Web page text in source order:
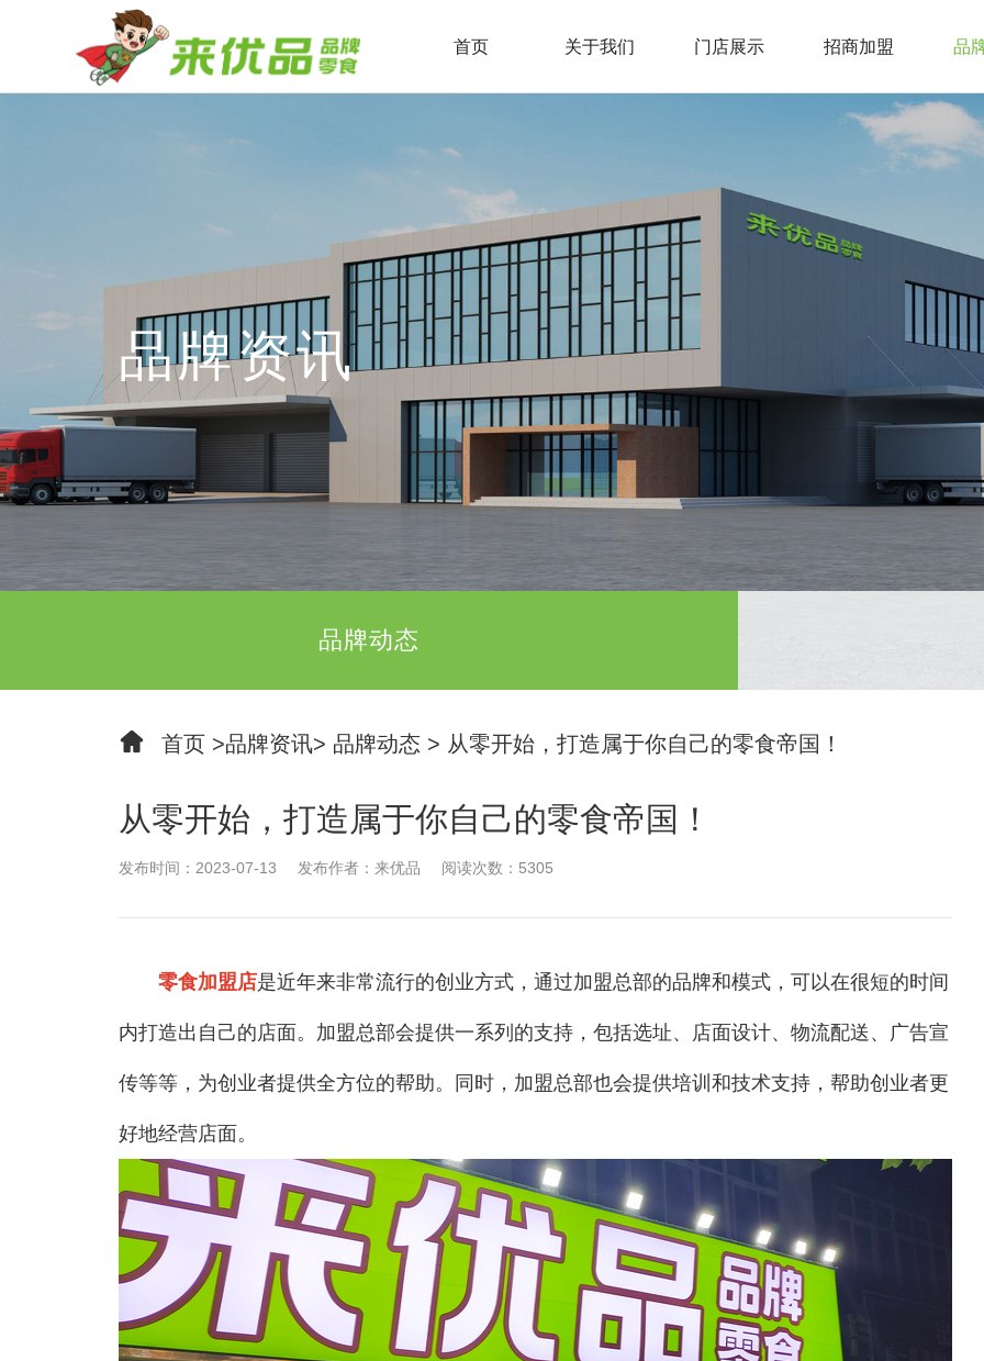
首页 关于我们 门店展示 招商加盟 品
品牌资讯
品牌动态
首页>品牌资讯> 品牌动态 > 从零开始，打造属于你自己的零食帝国！
从零开始，打造属于你自己的零食帝国！
发布时间：2023-07-13 发布作者：来优品 阅读次数：5305
零食加盟店是近年来非常流行的创业方式，通过加盟总部的品牌和模式，可以在很短的时间
内打造出自己的店面。加盟总部会提供一系列的支持，包括选址、店面设计、物流配送、广告宣
传等等，为创业者提供全方位的帮助。同时，加盟总部也会提供培训和技术支持，帮助创业者更
好地经营店面。